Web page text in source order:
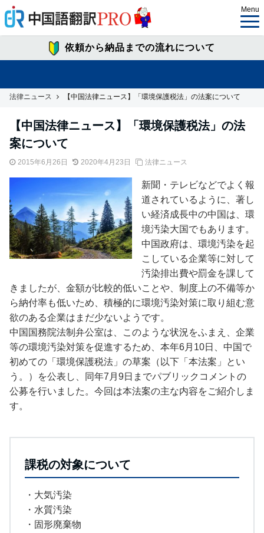
Menu
依頼から納品までの流れについて
法律ニュース 【中国法律ニュース】「環境保護税法」の法案について
【中国法律ニュース】「環境保護税法」の法
案について
2015年6月26日 2020年4月23日 法律ニュース
新聞・テレビなどでよく報
道されているように、著し
い経済成長中の中国は、環
境汚染大国でもあります。
中国政府は、環境汚染を起
こしている企業等に対して
汚染排出費や罰金を課して
きましたが、金額が比較的低いことや、制度上の不備等か
ら納付率も低いため、積極的に環境汚染対策に取り組む意
欲のある企業はまだ少ないようです。
中国国務院法制弁公室は、このような状況をふまえ、企業
等の環境汚染対策を促進するため、本年6月10日、中国で
初めての「環境保護税法」の草案（以下「本法案」とい
う。）を公表し、同年7月9日までパブリックコメントの
公募を行いました。今回は本法案の主な内容をご紹介しま
す。
課税の対象について
・大気汚染
・水質汚染
・固形廃棄物